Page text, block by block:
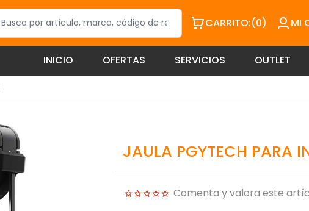
CARRITO:(0) MI
INICIO OFERTAS SERVICIOS OUTLET
JAULA PGYTECH PARA
Comenta y valora este